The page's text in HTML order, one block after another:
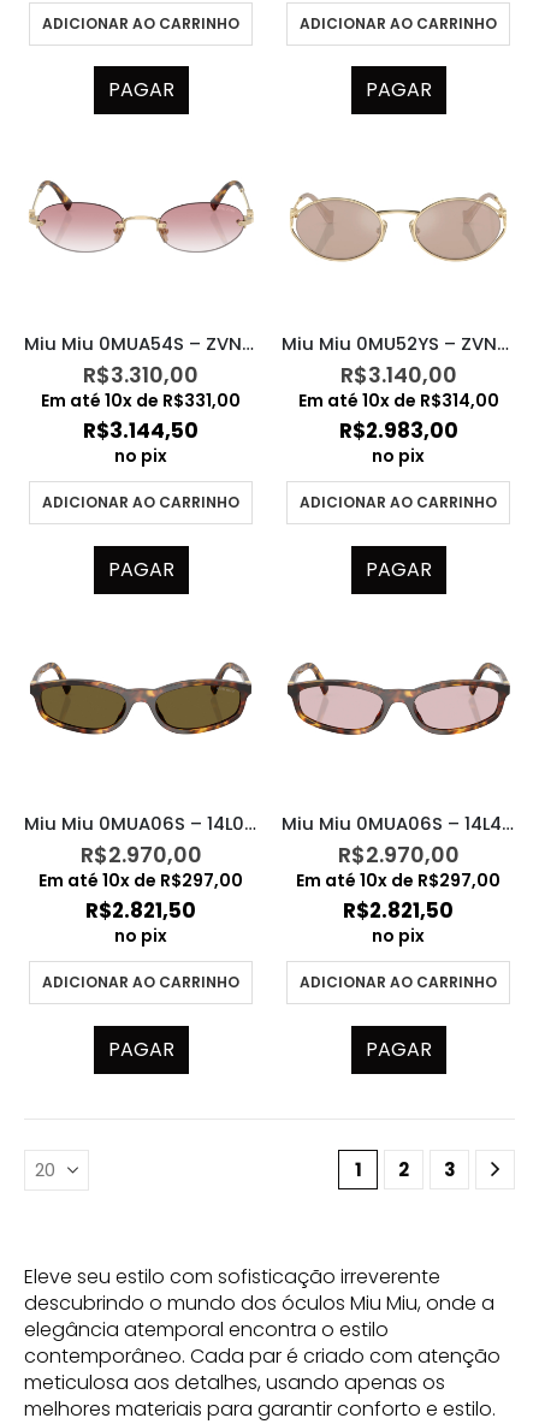
ADICIONAR AO CARRINHO
PAGAR
ADICIONAR AO CARRINHO
PAGAR
Miu Miu 0MUA54S – ZVN70O
R$3.310,00
Em até 10x de R$331,00
R$3.144,50
no pix
ADICIONAR AO CARRINHO
PAGAR
Miu Miu 0MU52YS – ZVN20F
R$3.140,00
Em até 10x de R$314,00
R$2.983,00
no pix
ADICIONAR AO CARRINHO
PAGAR
Miu Miu 0MUA06S – 14L09Z
R$2.970,00
Em até 10x de R$297,00
R$2.821,50
no pix
ADICIONAR AO CARRINHO
PAGAR
Miu Miu 0MUA06S – 14L4I0
R$2.970,00
Em até 10x de R$297,00
R$2.821,50
no pix
ADICIONAR AO CARRINHO
PAGAR
1 2 3
Eleve seu estilo com sofisticação irreverente
descubrindo o mundo dos óculos Miu Miu, onde a
elegância atemporal encontra o estilo
contemporâneo. Cada par é criado com atenção
meticulosa aos detalhes, usando apenas os
melhores materiais para garantir conforto e estilo.